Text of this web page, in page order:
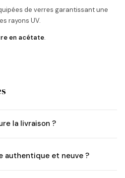
de verres garantissant une
rayons UV.
en acétate.
la livraison ?
authentique et neuve ?